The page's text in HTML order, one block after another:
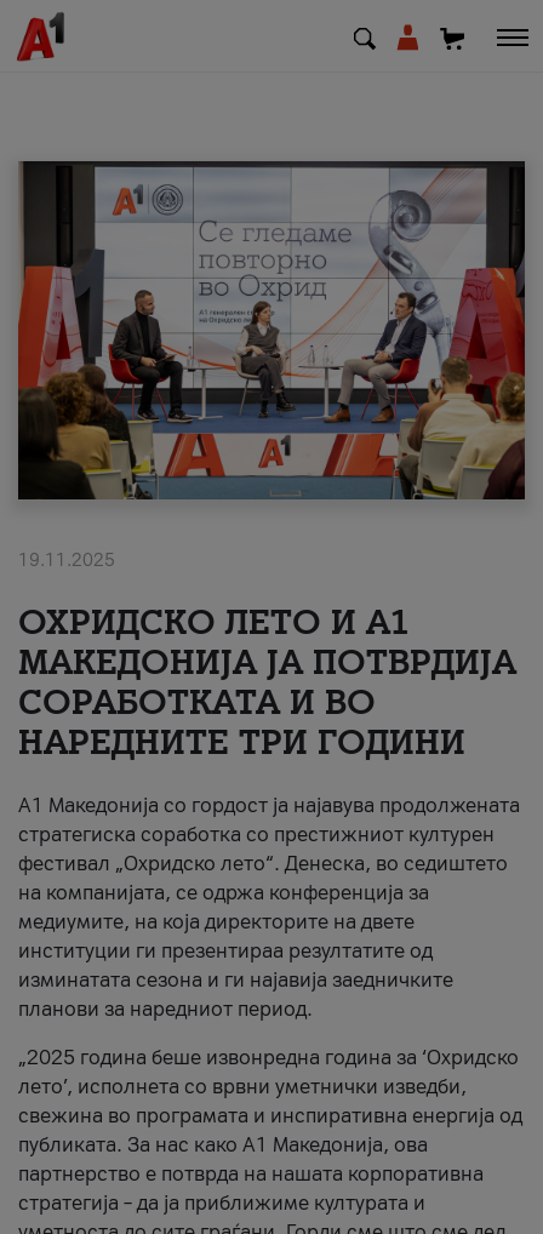
МК SQ
Приватни Деловни
Поддршка
Надополни кредит
#ПодобарОнлајн
19.11.2025
ОХРИДСКО ЛЕТО И A1
МАКЕДОНИЈА ЈА ПОТВРДИЈА
СОРАБОТКАТА И ВО
НАРЕДНИТЕ ТРИ ГОДИНИ
A1 Македонија со гордост ја најавува продолжената
стратегиска соработка со престижниот културен
фестивал „Охридско лето“. Денеска, во седиштето
на компанијата, се одржа конференција за
медиумите, на која директорите на двете
институции ги презентираа резултатите од
изминатата сезона и ги најавија заедничките
планови за наредниот период.
„2025 година беше извонредна година за ‘Охридско
лето’, исполнета со врвни уметнички изведби,
свежина во програмата и инспиративна енергија од
публиката. За нас како A1 Македонија, ова
партнерство е потврда на нашата корпоративна
стратегија – да ја приближиме културата и